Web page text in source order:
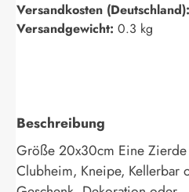
Versandkosten (Deutschland):
Versandgewicht: 0.3 kg
Beschreibung
Größe 20x30cm Eine
Clubheim, Kneipe, Kellerbar